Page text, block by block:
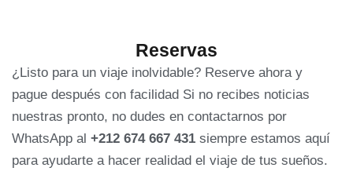
Reservas
¿Listo para un viaje inolvidable? Reserve ahora y
pague después con facilidad Si no recibes noticias
nuestras pronto, no dudes en contactarnos por
WhatsApp al +212 674 667 431 siempre estamos aquí
para ayudarte a hacer realidad el viaje de tus sueños.